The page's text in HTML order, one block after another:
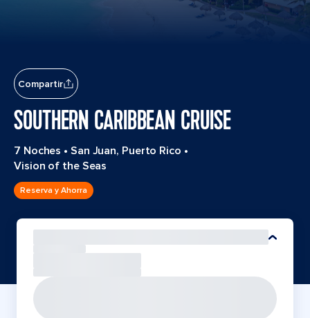
Compartir
SOUTHERN CARIBBEAN CRUISE
7 Noches • San Juan, Puerto Rico •
Vision of the Seas
Reserva y Ahorra